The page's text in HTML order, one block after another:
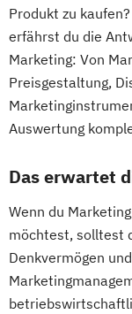
Produkt zu
erfährst du die
Marketing: Von
Preisgestaltung,
Auswertung
Das erwartet
Wenn du
möchtest, solltest
Denkvermögen